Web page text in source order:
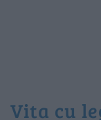
vita cu